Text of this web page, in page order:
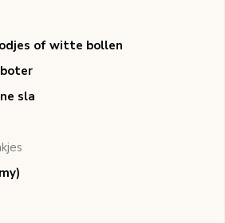
of witte bollen
sla